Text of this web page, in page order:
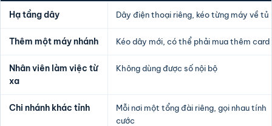
Hạ tầng dây Dây điện thoại riêng, kéo từng máy về tủ
Thêm một máy nhánh Kéo dây mới, có thể phải mua thêm card
Nhân viên làm việc từ
xa
Không dùng được số nội bộ
Chi nhánh khác tỉnh
Mỗi nơi một tổng đài riêng, gọi nhau tính
cước